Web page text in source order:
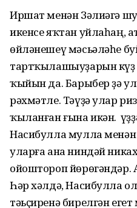
Иршат менән Зәлиәгә
икенсе яҡтан уйлаһаң,
өйләнешеү мәсьәләһе
тартҡылашыуҙарын
ҡыйын да. Барыбер ҙә
рәхмәтле. Тәүҙә улар
ҡыланған ғына икән. Ә
Насибулла мулла
уларға ана ниндәй
ойоштороп
Һәр хәлдә, Насибулла
тәьҫиренә бирелгән